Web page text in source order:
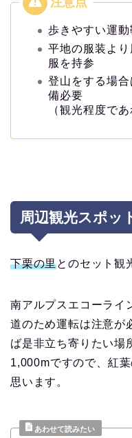
歩きやすい運動
平地の服装よ
服を持参
登山をする場
備必要
（観光程度であ
周辺観光スポッ
下栗の里とのセット観
南アルプスエコーライ
道のため運転は注意が
ば是非立ち寄りたい場
1,000mですので、紅
思います。